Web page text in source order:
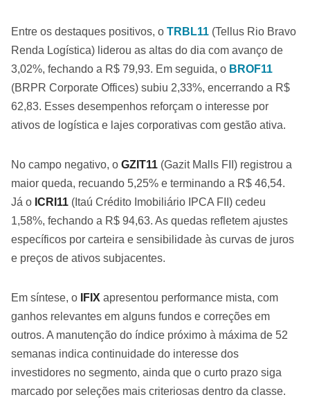
Entre os destaques positivos, o TRBL11 (Tellus Rio Bravo
Renda Logística) liderou as altas do dia com avanço de
3,02%, fechando a R$ 79,93. Em seguida, o BROF11
(BRPR Corporate Offices) subiu 2,33%, encerrando a R$
62,83. Esses desempenhos reforçam o interesse por
ativos de logística e lajes corporativas com gestão ativa.
No campo negativo, o GZIT11 (Gazit Malls FII) registrou a
maior queda, recuando 5,25% e terminando a R$ 46,54.
Já o ICRI11 (Itaú Crédito Imobiliário IPCA FII) cedeu
1,58%, fechando a R$ 94,63. As quedas refletem ajustes
específicos por carteira e sensibilidade às curvas de juros
e preços de ativos subjacentes.
Em síntese, o IFIX apresentou performance mista, com
ganhos relevantes em alguns fundos e correções em
outros. A manutenção do índice próximo à máxima de 52
semanas indica continuidade do interesse dos
investidores no segmento, ainda que o curto prazo siga
marcado por seleções mais criteriosas dentro da classe.